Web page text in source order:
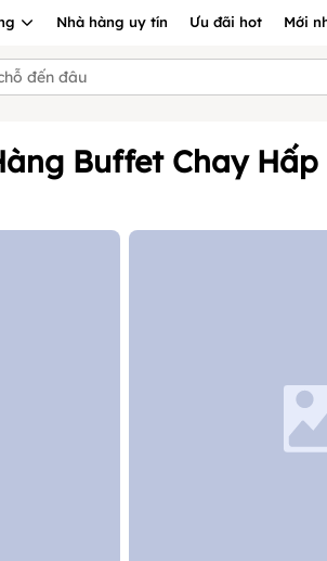
Nhà hàng uy tín Ưu đãi hot Mới
Buffet Chay Hấp